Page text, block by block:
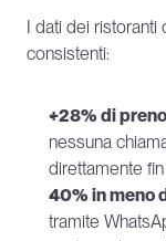
I dati dei ristoranti
consistenti:
+28% di
nessuna
direttamente
40% in meno
tramite